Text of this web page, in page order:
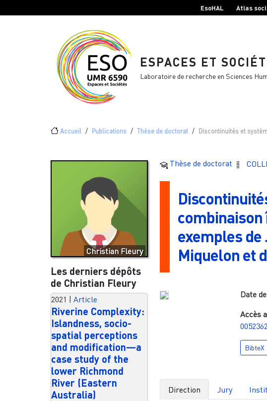
EsoHAL Atlas
ESPACES ET
Laboratoire de recherche en Sciences
Fil d'Ariane
Accueil Publications Thèse de doctorat Discontinuités et
Christian Fleury
Les derniers dépôts
de Christian Fleury
2021 | Article
Riverine Complexity:
Islandness, socio-
spatial perceptions
and modification—a
case study of the
lower Richmond
River (Eastern
Australia)
Thèse de doctorat
exemples
Miquelon et
Date
Accès
BibteX
Direction Jury